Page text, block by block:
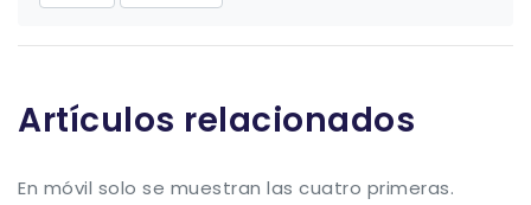
Artículos relacionados
En móvil solo se muestran las cuatro primeras.